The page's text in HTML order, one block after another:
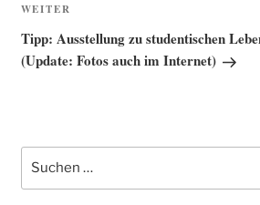
Nächster
Beitrag
WEITER
Tipp: Ausstellung zu studentischen
(Update: Fotos auch im Internet)
Suche
nach: